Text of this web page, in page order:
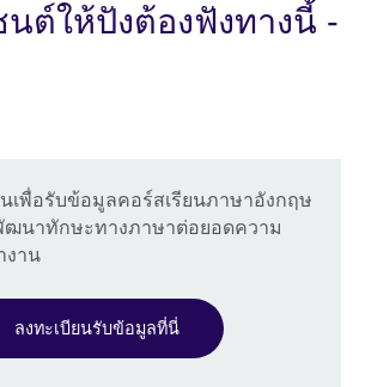
นต์ให้ปังต้องฟังทางนี้ -
เพื่อรับข้อมูลคอร์สเรียนภาษาอังกฤษ
ฒนาทักษะทางภาษาต่อยอดความ
งาน
ลงทะเบียนรับข้อมูลที่นี่